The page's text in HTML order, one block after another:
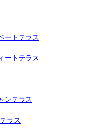
ートテラス
ートテラス
ンテラス
ラス